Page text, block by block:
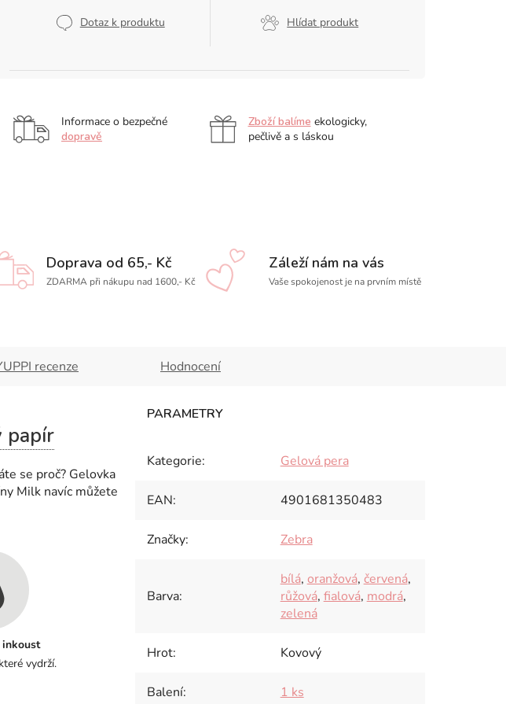
Dotaz k produktu Hlídat produkt
Informace o bezpečné
dopravě
Zboží balíme ekologicky,
pečlivě a s láskou
Doprava od 65,- Kč
ZDARMA při nákupu nad 1600,- Kč
Záleží nám na vás
Vaše spokojenost je na prvním místě
recenze Hodnocení
papír
se proč? Gelovka
Milk navíc můžete
inkoust
vydrží.
Kategorie: Gelová pera
EAN: 4901681350483
Značky: Zebra
Barva:
bílá, oranžová, červená,
růžová, fialová, modrá,
zelená
Hrot: Kovový
Balení: 1 ks